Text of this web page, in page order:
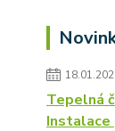
Tepelná
Instalace